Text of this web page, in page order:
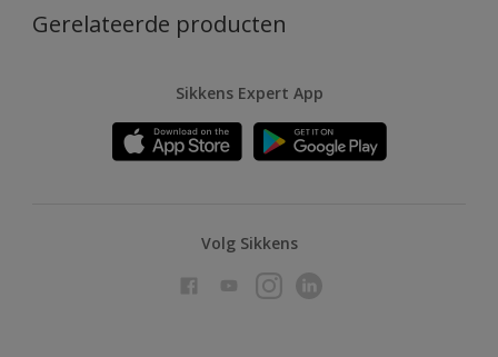
Gerelateerde producten
Sikkens Expert App
Volg Sikkens